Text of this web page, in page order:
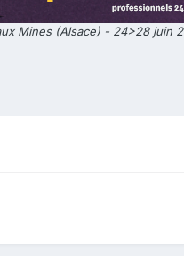
Mines (Alsace) - 24>28 juin